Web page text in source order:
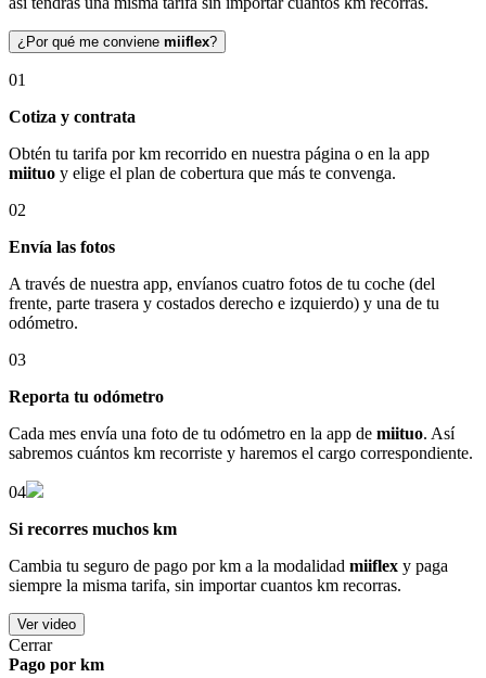
¿Por qué me conviene miiflex?
01
Cotiza y contrata
Obtén tu tarifa por km recorrido en nuestra página o en la app
miituo y elige el plan de cobertura que más te convenga.
02
Envía las fotos
A través de nuestra app, envíanos cuatro fotos de tu coche (del
frente, parte trasera y costados derecho e izquierdo) y una de tu
odómetro.
03
Reporta tu odómetro
Cada mes envía una foto de tu odómetro en la app de miituo. Así
sabremos cuántos km recorriste y haremos el cargo correspondiente.
04
Si recorres muchos km
Cambia tu seguro de pago por km a la modalidad miiflex y paga
siempre la misma tarifa, sin importar cuantos km recorras.
Ver video
Cerrar
Pago por km